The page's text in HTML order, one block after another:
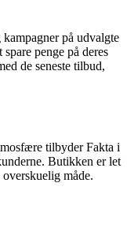
på udvalgte
penge på deres
de seneste tilbud,
tilbyder Fakta i
Butikken er let
måde.